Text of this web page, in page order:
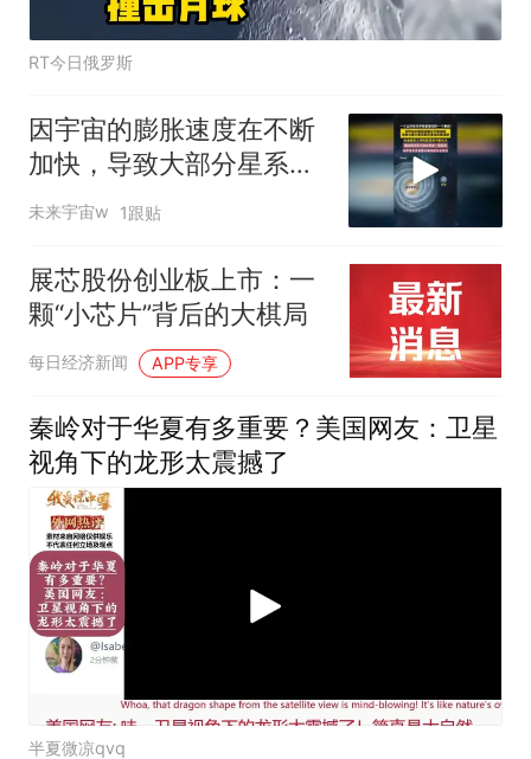
RT今日俄罗斯
因宇宙的膨胀速度在不断
加快，导致大部分星系正
在逐渐远离地球！
未来宇宙w 1跟贴
展芯股份创业板上市：一
颗“小芯片”背后的大棋局
每日经济新闻 APP专享
秦岭对于华夏有多重要？美国网友：卫星
视角下的龙形太震撼了
半夏微凉qvq